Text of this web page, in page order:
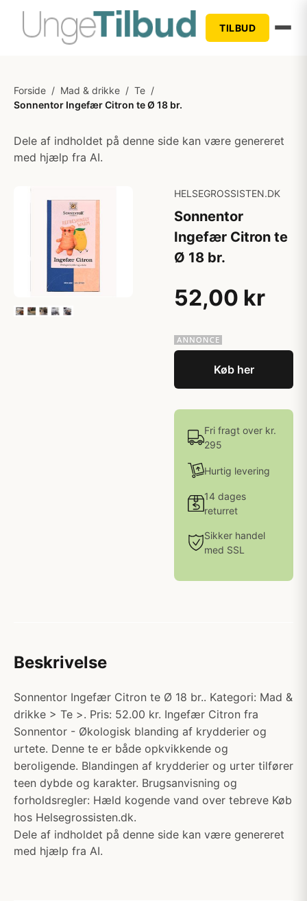
TILBUD
Forside / Mad & drikke / Te /
Sonnentor Ingefær Citron te Ø 18 br.
Dele af indholdet på denne side kan være genereret
med hjælp fra AI.
HELSEGROSSISTEN.DK
Sonnentor
Ingefær Citron te
Ø 18 br.
52,00 kr
Køb her
Fri fragt over kr.
295
Hurtig levering
14 dages
returret
Sikker handel
med SSL
Beskrivelse
Sonnentor Ingefær Citron te Ø 18 br.. Kategori: Mad &
drikke > Te >. Pris: 52.00 kr. Ingefær Citron fra
Sonnentor - Økologisk blanding af krydderier og
urtete. Denne te er både opkvikkende og
beroligende. Blandingen af krydderier og urter tilfører
teen dybde og karakter. Brugsanvisning og
forholdsregler: Hæld kogende vand over tebreve Køb
hos Helsegrossisten.dk.
Dele af indholdet på denne side kan være genereret
med hjælp fra AI.